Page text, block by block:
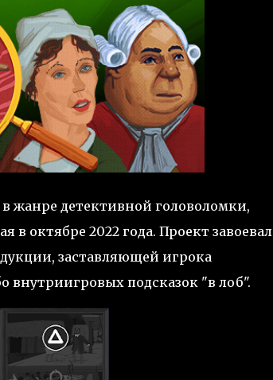
жанре детективной головоломки,
в октябре 2022 года. Проект завоевал
заставляющей игрока
внутриигровых подсказок "в лоб".